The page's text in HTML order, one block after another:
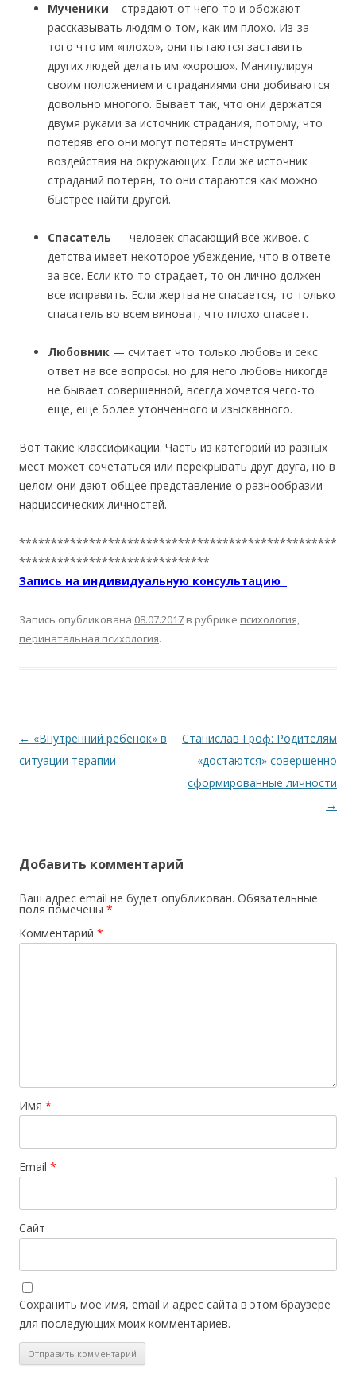
Мученики – страдают от чего-то и обожают
рассказывать людям о том, как им плохо. Из-за
того что им «плохо», они пытаются заставить
других людей делать им «хорошо». Манипулируя
своим положением и страданиями они добиваются
довольно многого. Бывает так, что они держатся
двумя руками за источник страдания, потому, что
потеряв его они могут потерять инструмент
воздействия на окружающих. Если же источник
страданий потерян, то они стараются как можно
быстрее найти другой.
Спасатель — человек спасающий все живое. с
детства имеет некоторое убеждение, что в ответе
за все. Если кто-то страдает, то он лично должен
все исправить. Если жертва не спасается, то только
спасатель во всем виноват, что плохо спасает.
Любовник — считает что только любовь и секс
ответ на все вопросы. но для него любовь никогда
не бывает совершенной, всегда хочется чего-то
еще, еще более утонченного и изысканного.
Вот такие классификации. Часть из категорий из разных
мест может сочетаться или перекрывать друг друга, но в
целом они дают общее представление о разнообразии
нарциссических личностей.
**************************************************
******************************
Запись на индивидуальную консультацию
Запись опубликована 08.07.2017 в рубрике психология,
перинатальная психология.
Навигация по записям
← «Внутренний ребенок» в
ситуации терапии
Станислав Гроф: Родителям
«достаются» совершенно
сформированные личности
→
Добавить комментарий
Ваш адрес email не будет опубликован. Обязательные
поля помечены *
Комментарий *
Имя *
Email *
Сайт
Сохранить моё имя, email и адрес сайта в этом браузере
для последующих моих комментариев.